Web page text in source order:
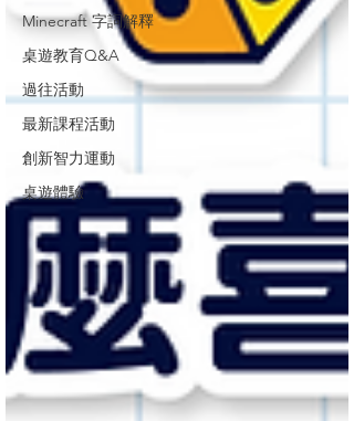
Minecraft 字詞解釋
桌遊教育Q&A
過往活動
最新課程活動
創新智力運動
桌遊體驗